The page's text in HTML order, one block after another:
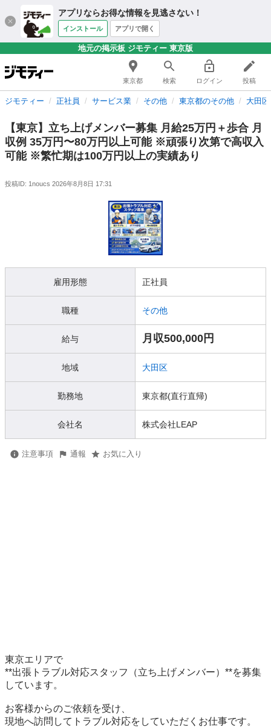
アプリならお得な情報を見逃さない！
インストール アプリで開く
地元の掲示板 ジモティー 東京版
東京都 検索 ログイン 投稿
ジモティー 正社員 サービス業 その他 東京都のその他 大田
【東京】立ち上げメンバー募集 月給25万円＋歩合 月
収例 35万円〜80万円以上可能 ※頑張り次第で高収入
可能 ※繁忙期は100万円以上の実績あり
投稿ID: 1noucs 2026年8月8日 17:31
雇用形態 正社員
職種 その他
給与 月収500,000円
地域 大田区
勤務地 東京都(直行直帰)
会社名 株式会社LEAP
注意事項 通報 お気に入り
東京エリアで
**出張トラブル対応スタッフ（立ち上げメンバー）**を募集
しています。
お客様からのご依頼を受け、
現地へ訪問してトラブル対応をしていただくお仕事です。